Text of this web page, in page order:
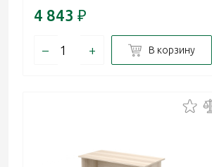
4 843 ₽
– + В корзину